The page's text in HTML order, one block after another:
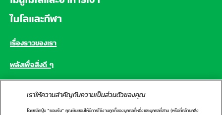
ไมโลและกีฬา
เรื่องราวของเรา
พลังเพื่อสิ่งดี ๆ
เราให้ความสำคัญกับความเป็นส่วนตัวของคุณ
โดยคลิกปุ่ม "ยอมรับ" คุณยินยอมให้มีการใช้งานคุกกี้ของบุคคลที่หนึ่งและบุคคลที่สาม (หรือที่คล้ายคลึง